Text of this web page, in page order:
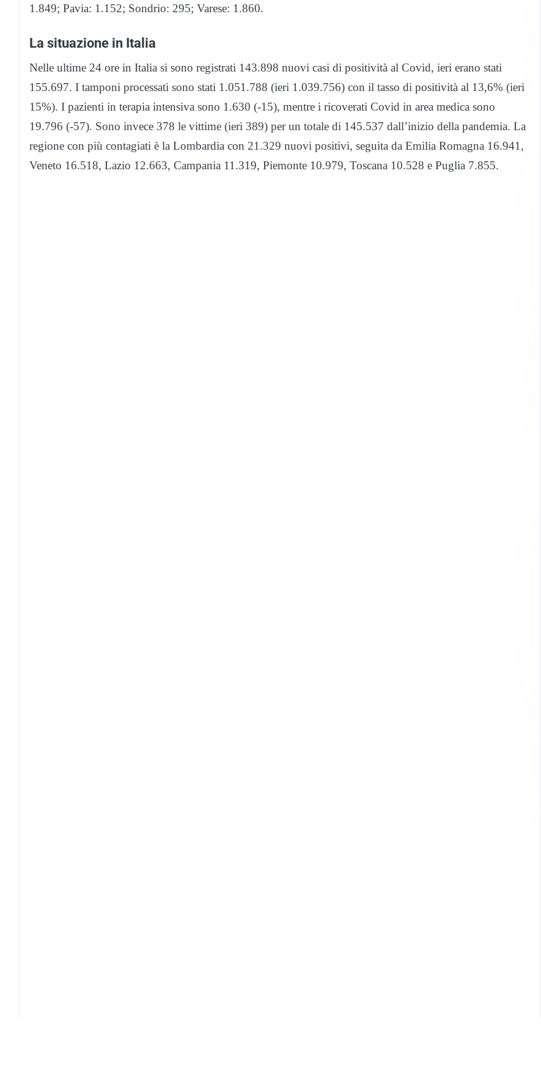
1.849; Pavia: 1.152; Sondrio: 295; Varese: 1.860.
La situazione in Italia
Nelle ultime 24 ore in Italia si sono registrati 143.898 nuovi casi di positività al Covid, ieri erano stati
155.697. I tamponi processati sono stati 1.051.788 (ieri 1.039.756) con il tasso di positività al 13,6% (ieri
15%). I pazienti in terapia intensiva sono 1.630 (-15), mentre i ricoverati Covid in area medica sono
19.796 (-57). Sono invece 378 le vittime (ieri 389) per un totale di 145.537 dall’inizio della pandemia. La
regione con più contagiati è la Lombardia con 21.329 nuovi positivi, seguita da Emilia Romagna 16.941,
Veneto 16.518, Lazio 12.663, Campania 11.319, Piemonte 10.979, Toscana 10.528 e Puglia 7.855.